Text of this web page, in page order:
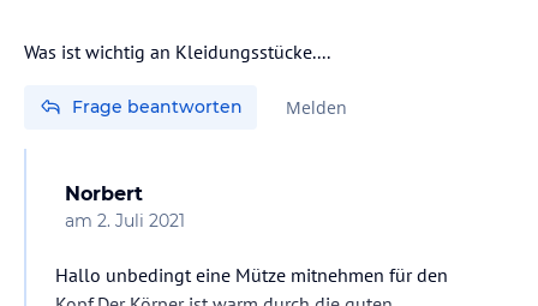
Was ist wichtig an Kleidungsstücke....
Frage beantworten Melden
Norbert
am 2. Juli 2021
Hallo unbedingt eine Mütze mitnehmen für den